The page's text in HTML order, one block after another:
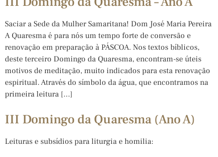
Saciar a Sede da Mulher Samaritana! Dom José Maria Pereira
A Quaresma é para nós um tempo forte de conversão e
renovação em preparação à PÁSCOA. Nos textos bíblicos,
deste terceiro Domingo da Quaresma, encontram-se úteis
motivos de meditação, muito indicados para esta renovação
espiritual. Através do símbolo da água, que encontramos na
primeira leitura […]
III Domingo da Quaresma (Ano A)
Leituras e subsídios para liturgia e homilia: